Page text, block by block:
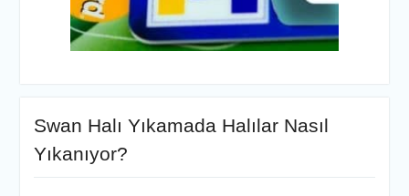
Swan Halı Yıkamada Halılar Nasıl
Yıkanıyor?